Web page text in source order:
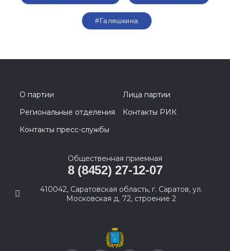
#Галяшкина
О партии
Лица партии
Региональные отделения
Контакты РИК
Контакты пресс-службы
Общественная приемная
8 (8452) 27-12-07
410042, Саратовская область, г. Саратов, ул.
Московская д. 72, строение 2